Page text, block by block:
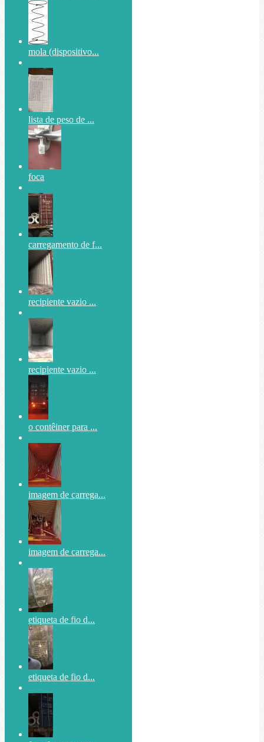
mola (dispositivo...
lista de peso de ...
foca
carregamento de f...
recipiente vazio ...
recipiente vazio ...
o contêiner para ...
imagem de carrega...
imagem de carrega...
etiqueta de fio d...
etiqueta de fio d...